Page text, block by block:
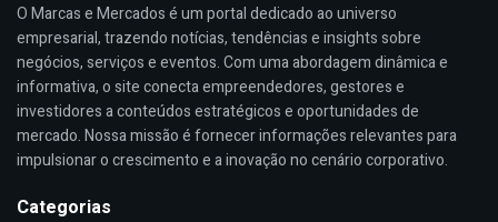
O Marcas e Mercados é um portal dedicado ao universo
empresarial, trazendo notícias, tendências e insights sobre
negócios, serviços e eventos. Com uma abordagem dinâmica e
informativa, o site conecta empreendedores, gestores e
investidores a conteúdos estratégicos e oportunidades de
mercado. Nossa missão é fornecer informações relevantes para
impulsionar o crescimento e a inovação no cenário corporativo.
Categorias